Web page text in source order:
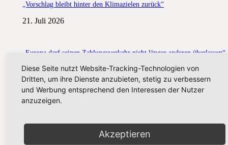
„Vorschlag bleibt hinter den Klimazielen zurück“
21. Juli 2026
„Europa darf seinen Zahlungsverkehr nicht länger anderen überlassen“
13. Juli 2026
„Der Kampf gegen Missbrauchsbilder im Netz verdient mehr als eine
8. Juli 2026
Diese Seite nutzt Website-Tracking-Technologien von
Dritten, um ihre Dienste anzubieten, stetig zu verbessern
und Werbung entsprechend den Interessen der Nutzer
anzuzeigen.
Akzeptieren